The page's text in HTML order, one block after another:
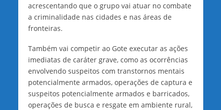
acrescentando que o grupo vai atuar no combate
a criminalidade nas cidades e nas áreas de
fronteiras.
Também vai competir ao Gote executar as ações
imediatas de caráter grave, como as ocorrências
envolvendo suspeitos com transtornos mentais
potencialmente armados, operações de captura e
suspeitos potencialmente armados e barricados,
operações de busca e resgate em ambiente rural,